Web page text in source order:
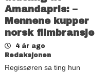
Amandapris: –
Mennene kupper
norsk filmbransje
4 år ago
Redaksjonen
Regissøren sa ting hun